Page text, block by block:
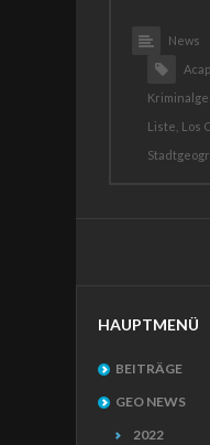
News
Liste, Los
HAUPTMENÜ
BEITRÄGE
GEO NEWS
2022